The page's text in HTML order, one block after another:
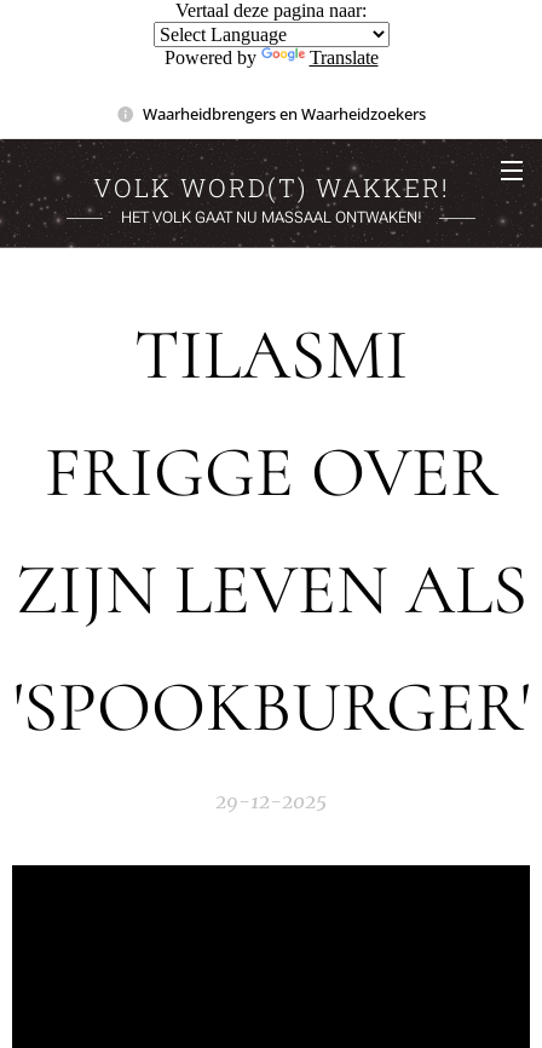
Vertaal deze pagina naar:
Powered by Translate
Waarheidbrengers en Waarheidzoekers
VOLK WORD(T) WAKKER!
HET VOLK GAAT NU MASSAAL ONTWAKEN!
TILASMI
FRIGGE OVER
ZIJN LEVEN ALS
'SPOOKBURGER'
29-12-2025